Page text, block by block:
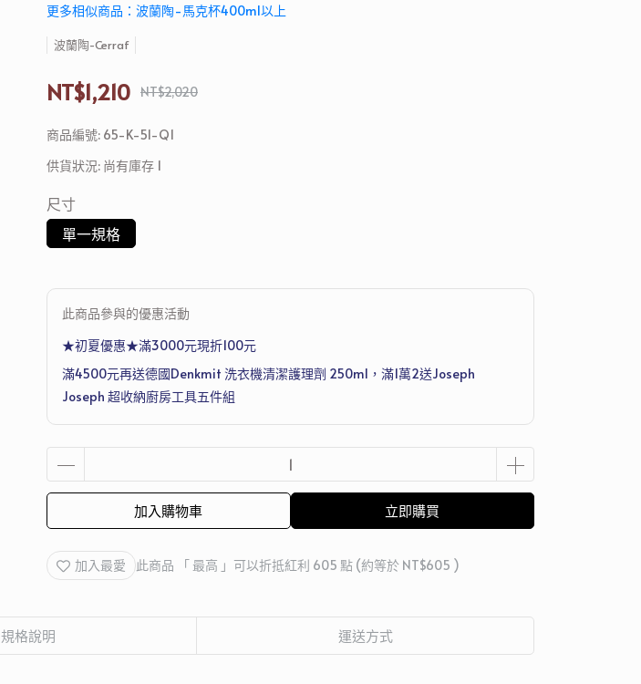
更多相似商品：波蘭陶-馬克杯400ml以上
波蘭陶-Cerraf
NT$1,210 NT$2,020
商品編號: 65-K-51-Q1
供貨狀況: 尚有庫存 1
尺寸
單一規格
此商品參與的優惠活動
★初夏優惠★滿3000元現折100元
滿4500元再送德國Denkmit 洗衣機清潔護理劑 250ml，滿1萬2送Joseph
Joseph 超收納廚房工具五件組
加入購物車 立即購買
加入最愛 此商品 「 最高 」可以折抵紅利 605 點 (約等於 NT$605 )
規格說明 運送方式